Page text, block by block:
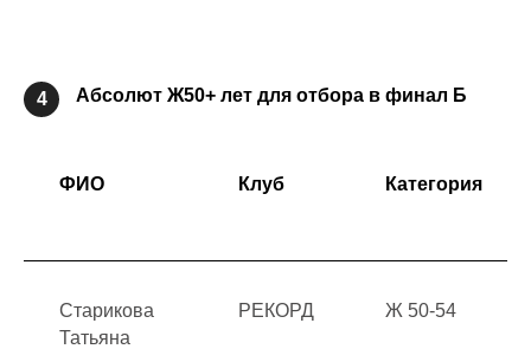
4 Абсолют Ж50+ лет для отбора в финал Б
ФИО Клуб Категория
Старикова
Татьяна
РЕКОРД Ж 50-54